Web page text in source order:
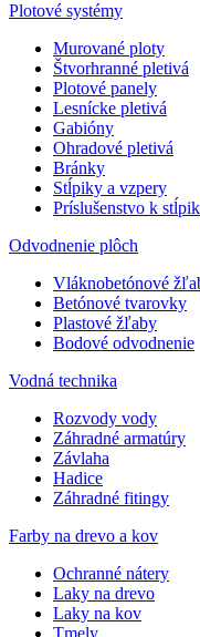
Plotové systémy
Murované ploty
Štvorhranné pletivá
Plotové panely
Lesnícke pletivá
Gabióny
Ohradové pletivá
Bránky
Stĺpiky a vzpery
Príslušenstvo k
Odvodnenie plôch
Vláknobetónové
Betónové tvarovky
Plastové žľaby
Bodové odvodnenie
Vodná technika
Rozvody vody
Záhradné armatúry
Závlaha
Hadice
Záhradné fitingy
Farby na drevo a kov
Ochranné nátery
Laky na drevo
Laky na kov